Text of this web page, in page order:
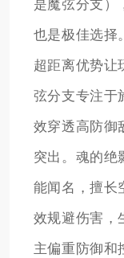
是魔弦分支）
也是极佳选择
超距离优势让
弦分支专注于
效穿透高防御
突出。魂的绝
能闻名，擅长
效规避伤害，
主偏重防御和